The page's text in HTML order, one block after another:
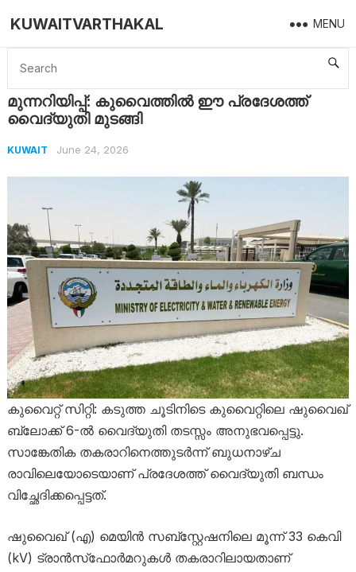
KUWAITVARTHAKAL MENU
Home Kuwait മുന്നറിയിപ്പ്: കുവൈത്തിൽ ഈ പ്രദേശത്ത് വൈദ്യുതി മുടങ്ങി
മുന്നറിയിപ്പ്: കുവൈത്തിൽ ഈ പ്രദേശത്ത്
വൈദ്യുതി മുടങ്ങി
KUWAIT June 24, 2026
കുവൈറ്റ് സിറ്റി: കടുത്ത ചൂടിനിടെ കുവൈറ്റിലെ ഷുവൈഖ്
ബ്ലോക്ക് 6-ൽ വൈദ്യുതി തടസ്സം അനുഭവപ്പെട്ടു.
സാങ്കേതിക തകരാറിനെത്തുടർന്ന് ബുധനാഴ്ച
രാവിലെയോടെയാണ് പ്രദേശത്ത് വൈദ്യുതി ബന്ധം
വിച്ഛേദിക്കപ്പെട്ടത്.
ഷുവൈഖ് (എ) മെയിൻ സബ്സ്റ്റേഷനിലെ മൂന്ന് 33 കെവി
(kV) ട്രാൻസ്‌ഫോർമറുകൾ തകരാറിലായതാണ്